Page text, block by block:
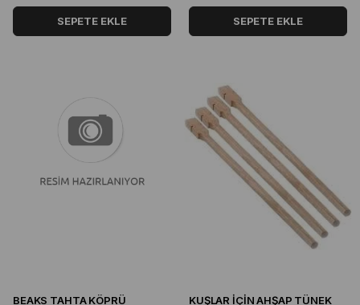
SEPETE EKLE SEPETE EKLE
BEAKS TAHTA KÖPRÜ KUŞLAR İÇİN AHŞAP TÜNEK